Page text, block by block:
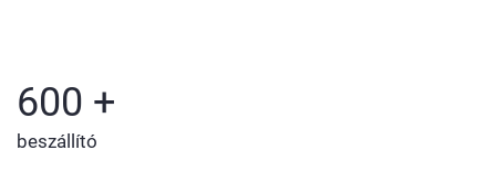
600 +
beszállító